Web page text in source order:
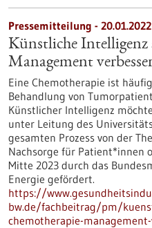
Pressemitteilung - 20.01.2022
Künstliche Intelligenz
Management
Eine Chemotherapie ist
Behandlung von
Künstlicher Intelligenz
unter Leitung des
gesamten Prozess von der
Nachsorge für Patient*innen
Mitte 2023 durch das
Energie gefördert.
https://
bw.de/fachbeitrag/pm/
chemotherapie-